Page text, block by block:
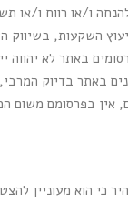
ו/או רווח ו/או
באתר לא יהווה
באתר בדיוק
בפרסומם משום
כי הוא מעוניין